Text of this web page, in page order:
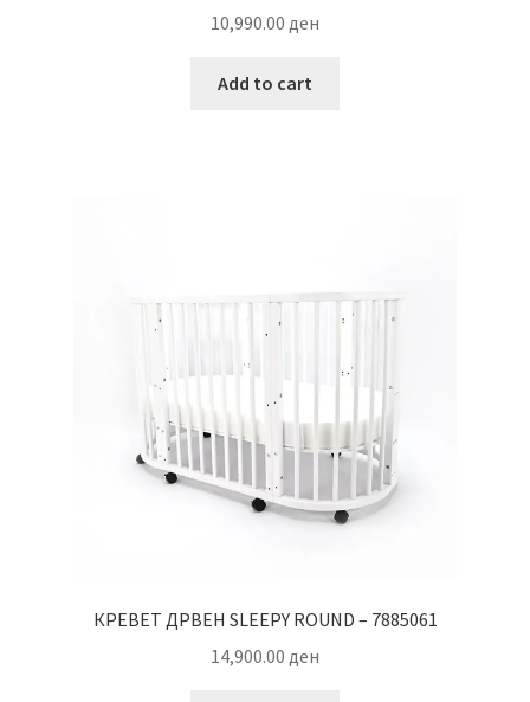
10,990.00 ден
Add to cart
КРЕВЕТ ДРВЕН SLEEPY ROUND – 7885061
14,900.00 ден